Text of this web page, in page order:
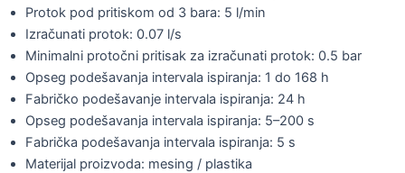
Protok pod pritiskom od 3 bara: 5 l/min
Izračunati protok: 0.07 l/s
Minimalni protočni pritisak za izračunati protok: 0.5 bar
Opseg podešavanja intervala ispiranja: 1 do 168 h
Fabričko podešavanje intervala ispiranja: 24 h
Opseg podešavanja intervala ispiranja: 5–200 s
Fabrička podešavanja intervala ispiranja: 5 s
Materijal proizvoda: mesing / plastika